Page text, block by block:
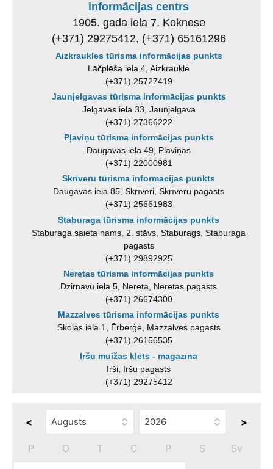
informācijas centrs
1905. gada iela 7, Koknese
(+371) 29275412, (+371) 65161296
Aizkraukles tūrisma informācijas punkts
Lāčplēša iela 4, Aizkraukle
(+371) 25727419
Jaunjelgavas tūrisma informācijas punkts
Jelgavas iela 33, Jaunjelgava
(+371) 27366222
Pļaviņu tūrisma informācijas punkts
Daugavas iela 49, Pļaviņas
(+371) 22000981
Skrīveru tūrisma informācijas punkts
Daugavas iela 85, Skrīveri, Skrīveru pagasts
(+371) 25661983
Staburaga tūrisma informācijas punkts
Staburaga saieta nams, 2. stāvs, Staburags, Staburaga
pagasts
(+371) 29892925
Neretas tūrisma informācijas punkts
Dzirnavu iela 5, Nereta, Neretas pagasts
(+371) 26674300
Mazzalves tūrisma informācijas punkts
Skolas iela 1, Ērberģe, Mazzalves pagasts
(+371) 26156535
Iršu muižas klēts - magazīna
Irši, Iršu pagasts
(+371) 29275412
< >
P O T C P S Sv